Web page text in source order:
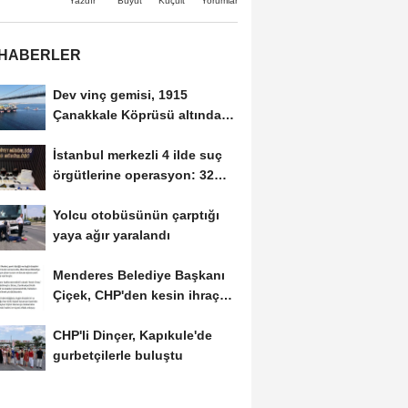
Dev vinç gemisi, 1915
Çanakkale Köprüsü altından
İstanbul merkezli 4 ilde suç
örgütlerine operasyon: 32
Yolcu otobüsünün çarptığı
yaya ağır yaralandı
Menderes Belediye Başkanı
Çiçek, CHP'den kesin ihraç
CHP'li Dinçer, Kapıkule'de
gurbetçilerle buluştu